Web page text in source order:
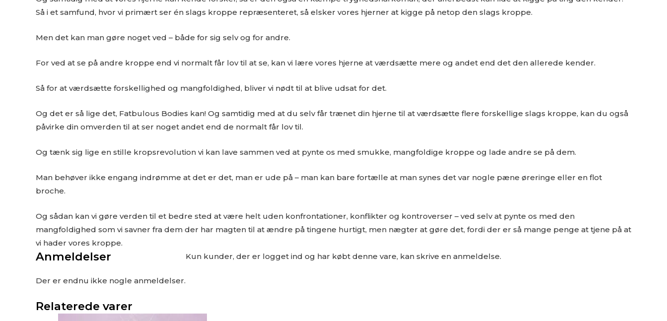
Så i et samfund, hvor vi primært ser én slags kroppe repræsenteret, så elsker vores hjerner at kigge på netop den slags kroppe.
Men det kan man gøre noget ved – både for sig selv og for andre.
For ved at se på andre kroppe end vi normalt får lov til at se, kan vi lære vores hjerne at værdsætte mere og andet end det den allerede kender.
Så for at værdsætte forskellighed og mangfoldighed, bliver vi nødt til at blive udsat for det.
Og det er så lige det, Fatbulous Bodies kan! Og samtidig med at du selv får trænet din hjerne til at værdsætte flere forskellige slags kroppe, kan du også
påvirke din omverden til at ser noget andet end de normalt får lov til.
Og tænk sig lige en stille kropsrevolution vi kan lave sammen ved at pynte os med smukke, mangfoldige kroppe og lade andre se på dem.
Man behøver ikke engang indrømme at det er det, man er ude på – man kan bare fortælle at man synes det var nogle pæne øreringe eller en flot
broche.
Og sådan kan vi gøre verden til et bedre sted at være helt uden konfrontationer, konflikter og kontroverser – ved selv at pynte os med den
mangfoldighed som vi savner fra dem der har magten til at ændre på tingene hurtigt, men nægter at gøre det, fordi der er så mange penge at tjene på at
vi hader vores kroppe.
Anmeldelser
Der er endnu ikke nogle anmeldelser.
Kun kunder, der er logget ind og har købt denne vare, kan skrive en anmeldelse.
Relaterede varer